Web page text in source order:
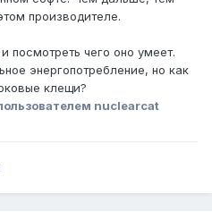
производителе.
посмотреть чего оно умеет.
энергопотребление, но как
клещи?
nuclearcat